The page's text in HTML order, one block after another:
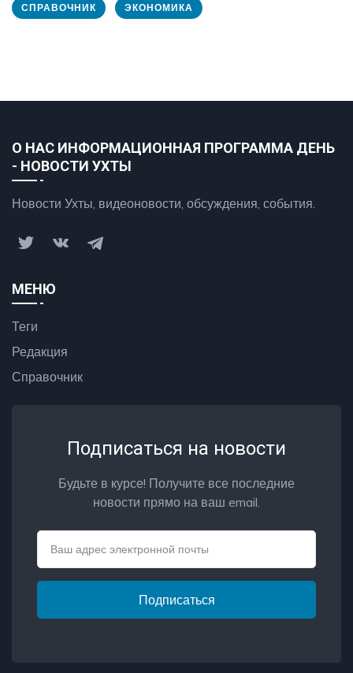
СПРАВОЧНИК ЭКОНОМИКА
О НАС ИНФОРМАЦИОННАЯ ПРОГРАММА ДЕНЬ
- НОВОСТИ УХТЫ
Новости Ухты, видеоновости, обсуждения, события.
МЕНЮ
Теги
Редакция
Справочник
Подписаться на новости
Будьте в курсе! Получите все последние
новости прямо на ваш email.
Подписаться